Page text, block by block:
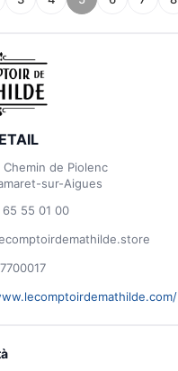
de Piolenc
sur-Aigues
55 01 00